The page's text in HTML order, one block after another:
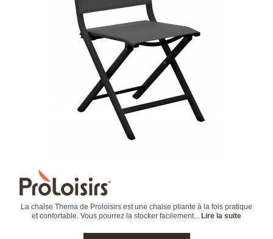
La chaise Thema de Proloisirs est une chaise pliante à la fois pratique
et confortable. Vous pourrez la stocker facilement... Lire la suite